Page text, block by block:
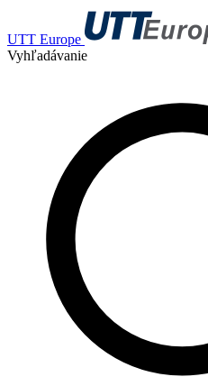
UTT Europe
Vyhľadávanie